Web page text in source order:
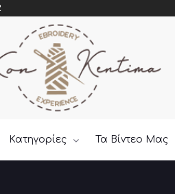
Κατηγορίες Τα Βίντεο Μας